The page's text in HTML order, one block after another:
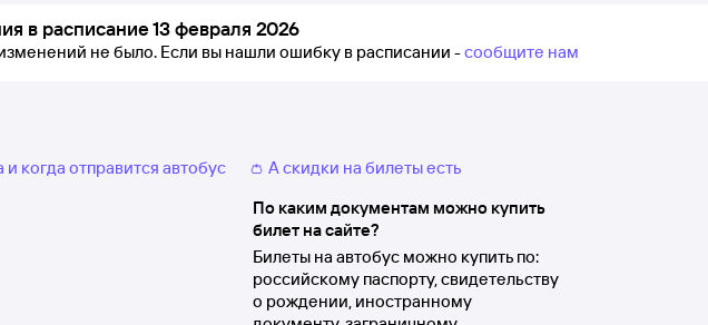
в расписание 13 февраля 2026
не было. Если вы нашли ошибку в расписании -сообщите нам
и когда отправится автобус
👛 А скидки на билеты есть
По каким документам можно купить
билет на сайте?
Билеты на автобус можно купить по:
российскому паспорту, свидетельству
о рождении, иностранному